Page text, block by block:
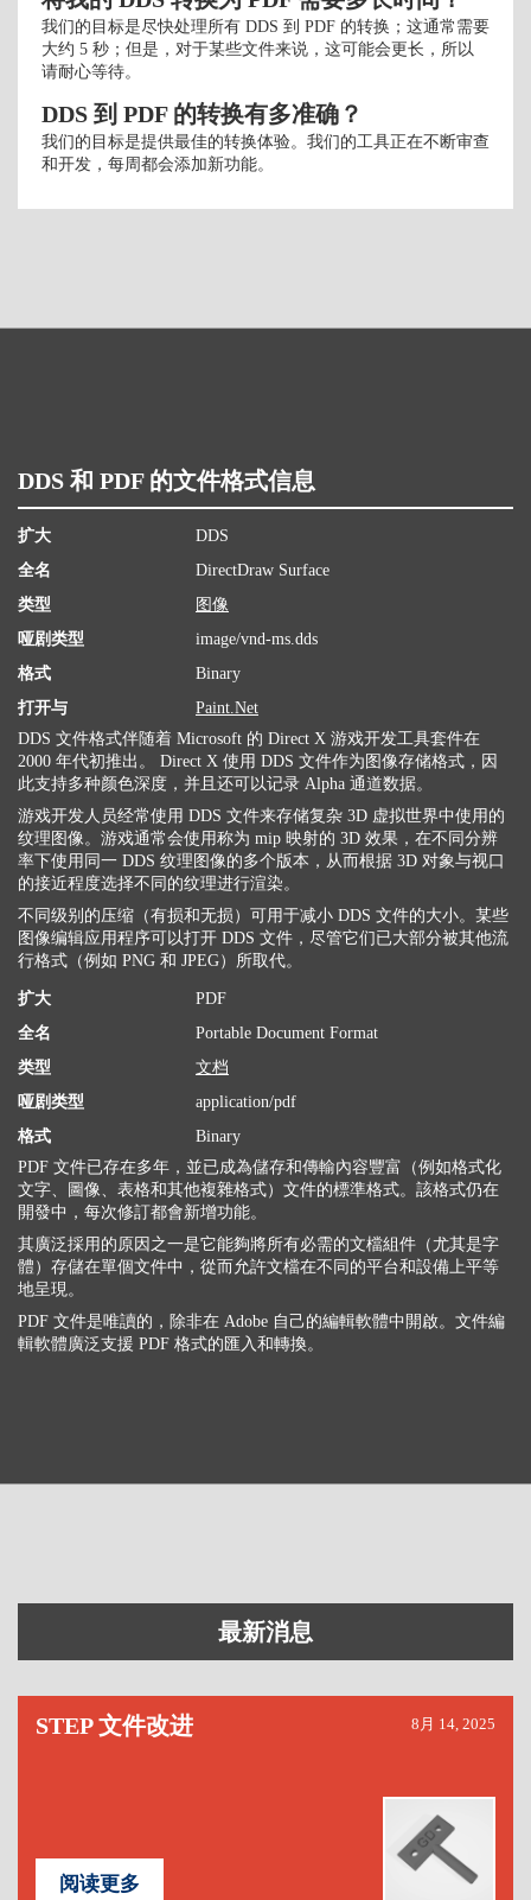
我们的目标是尽快处理所有 DDS 到 PDF 的转换；这通常需要
大约 5 秒；但是，对于某些文件来说，这可能会更长，所以
请耐心等待。
DDS 到 PDF 的转换有多准确？
我们的目标是提供最佳的转换体验。我们的工具正在不断审查
和开发，每周都会添加新功能。
DDS 和 PDF 的文件格式信息
扩大
DDS
全名
DirectDraw Surface
类型
图像
哑剧类型
image/vnd-ms.dds
格式
Binary
打开与
Paint.Net
DDS 文件格式伴随着 Microsoft 的 Direct X 游戏开发工具套件在
2000 年代初推出。 Direct X 使用 DDS 文件作为图像存储格式，因
此支持多种颜色深度，并且还可以记录 Alpha 通道数据。
游戏开发人员经常使用 DDS 文件来存储复杂 3D 虚拟世界中使用的
纹理图像。游戏通常会使用称为 mip 映射的 3D 效果，在不同分辨
率下使用同一 DDS 纹理图像的多个版本，从而根据 3D 对象与视口
的接近程度选择不同的纹理进行渲染。
不同级别的压缩（有损和无损）可用于减小 DDS 文件的大小。某些
图像编辑应用程序可以打开 DDS 文件，尽管它们已大部分被其他流
行格式（例如 PNG 和 JPEG）所取代。
扩大
PDF
全名
Portable Document Format
类型
文档
哑剧类型
application/pdf
格式
Binary
PDF 文件已存在多年，並已成為儲存和傳輸內容豐富（例如格式化
文字、圖像、表格和其他複雜格式）文件的標準格式。該格式仍在
開發中，每次修訂都會新增功能。
其廣泛採用的原因之一是它能夠將所有必需的文檔組件（尤其是字
體）存儲在單個文件中，從而允許文檔在不同的平台和設備上平等
地呈現。
PDF 文件是唯讀的，除非在 Adob​​e 自己的編輯軟體中開啟。文件編
輯軟體廣泛支援 PDF 格式的匯入和轉換。
最新消息
STEP 文件改进 8月 14, 2025
阅读更多